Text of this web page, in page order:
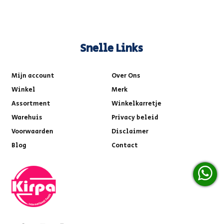
Snelle Links
Mijn account
Over Ons
Winkel
Merk
Assortment
Winkelkarretje
Warehuis
Privacy beleid
Voorwaarden
Disclaimer
Blog
Contact